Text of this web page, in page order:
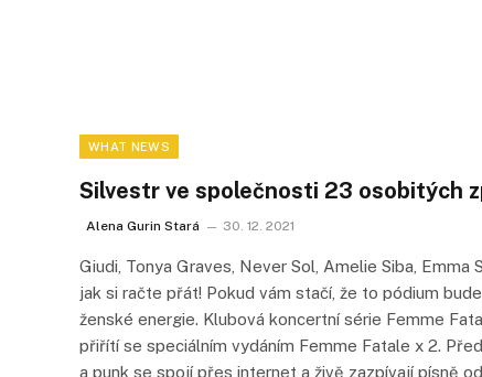
WHAT NEWS
Silvestr ve společnosti 23 osobitých
Alena Gurin Stará 30. 12. 2021
Giudi, Tonya Graves, Never Sol, Amelie Siba,
jak si račte přát! Pokud vám stačí, že to pódium
ženské energie. Klubová koncertní série Femme
přiřítí se speciálním vydáním Femme Fatale x 2.
a punk se spojí přes internet a živě zazpívají písně